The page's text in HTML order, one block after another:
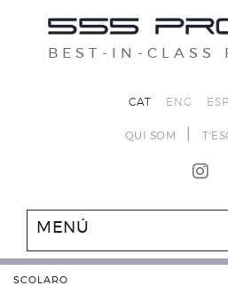
BEST-IN-CLASS
CAT ENG ESP
QUI SOM
MENÚ
SCOLARO